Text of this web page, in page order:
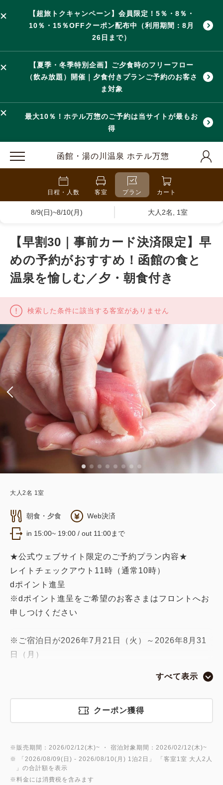
【超旅トクキャンペーン】会員限定！5％・8％・
10％・15％OFFクーポン配布中（利用期間：8月
26日まで）
【夏季・冬季特別企画】ご夕食時のフリーフロー
（飲み放題）開催｜夕食付きプランご予約のお客さ
ま対象
最大10％！ホテル万惣のご予約は当サイトが最もお
得
函館・湯の川温泉 ホテル万惣
日程・人数 客室 プラン カート
8/9(日)~8/10(月) 大人2名, 1室
【早割30｜事前カード決済限定】早
めの予約がおすすめ！函館の食と
温泉を愉しむ／夕・朝食付き
検索した条件に該当する客室がありません
大人 2名 1 室
朝食・夕食 Web決済
in 15:00~ 19:00 / out 11:00まで
★公式ウェブサイト限定のご予約プラン内容★
レイトチェックアウト11時（通常10時）
dポイント進呈
※dポイント進呈をご希望のお客さまはフロントへお
申しつけください
※ご宿泊日が2026年7月21日（火）～2026年8月31
日（月）
＜＜ 早割30｜事前カード決済限定 ＞＞
期予約プランです！
※通常プランとキャンセル規定が異なります。
すべて表示
クーポン獲得
※販売期間：2026/02/12(木)~ ・ 宿泊対象期間：2026/02/12(木)~
※ 「 2026/08/09(日) - 2026/08/10(月) 1泊2日 」 「客室1室 大人2人
」の合計額を表示
※料金には消費税を含みます